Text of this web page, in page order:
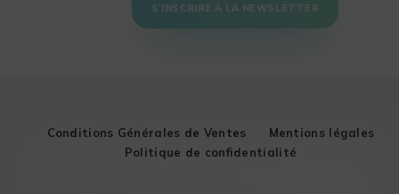
S'INSCRIRE À LA NEWSLETTER
Conditions Générales de Ventes
Mentions légales
Politique de confidentialité